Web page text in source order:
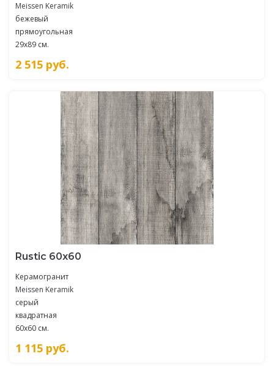
Meissen Keramik
бежевый
прямоугольная
29x89 см.
2 515 руб.
Rustic 60х60
Керамогранит
Meissen Keramik
серый
квадратная
60x60 см.
1 115 руб.